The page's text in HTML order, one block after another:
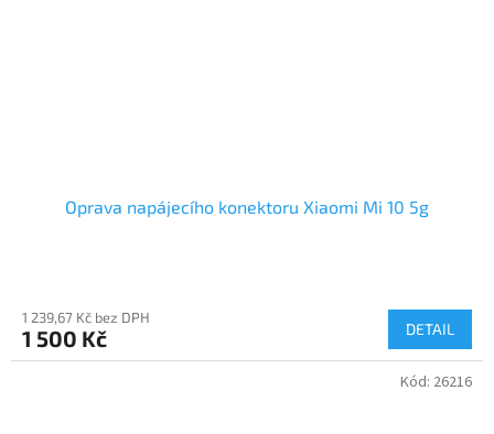
Oprava napájecího konektoru Xiaomi Mi 10 5g
1 239,67 Kč bez DPH
1 500 Kč DETAIL
Kód: 26216